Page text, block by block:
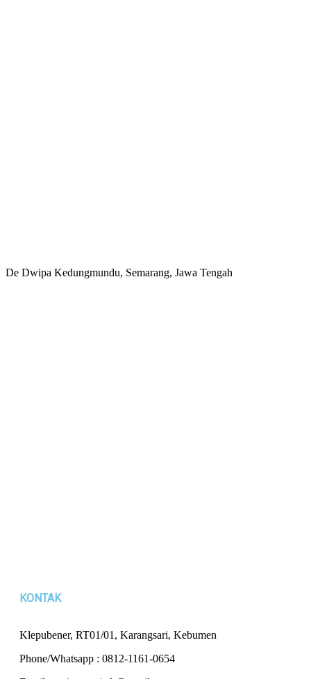
De Dwipa Kedungmundu, Semarang, Jawa Tengah
KONTAK
Klepubener, RT01/01, Karangsari, Kebumen
Phone/Whatsapp : 0812-1161-0654